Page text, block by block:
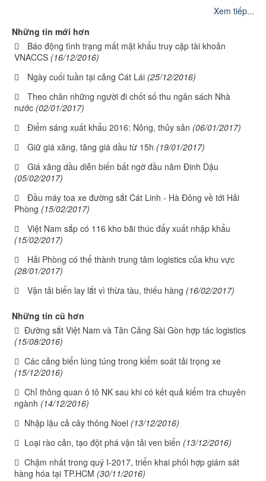
Xem tiếp...
Những tin mới hơn
Báo động tình trạng mất mật khẩu truy cập tài khoản
VNACCS (16/12/2016)
Ngày cuối tuần tại cảng Cát Lái (25/12/2016)
Theo chân những người đi chốt số thu ngân sách Nhà
nước (02/01/2017)
Điểm sáng xuất khẩu 2016: Nông, thủy sản (06/01/2017)
Giữ giá xăng, tăng giá dầu từ 15h (19/01/2017)
Giá xăng dầu diễn biến bất ngờ đầu năm Đinh Dậu
(05/02/2017)
Đầu máy toa xe đường sắt Cát Linh - Hà Đông về tới Hải
Phòng (15/02/2017)
Việt Nam sắp có 116 kho bãi thúc đẩy xuất nhập khẩu
(15/02/2017)
Hải Phòng có thể thành trung tâm logistics của khu vực
(28/01/2017)
Vận tải biển lay lắt vì thừa tàu, thiếu hàng (16/02/2017)
Những tin cũ hơn
Đường sắt Việt Nam và Tân Cảng Sài Gòn hợp tác logistics
(15/08/2016)
Các cảng biển lúng túng trong kiểm soát tải trọng xe
(15/12/2016)
Chỉ thông quan ô tô NK sau khi có kết quả kiểm tra chuyên
ngành (14/12/2016)
Nhập lậu cả cây thông Noel (13/12/2016)
Loại rào cản, tạo đột phá vận tải ven biển (13/12/2016)
Chậm nhất trong quý I-2017, triển khai phối hợp giám sát
hàng hóa tại TP.HCM (30/11/2016)